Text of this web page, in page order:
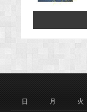
日
月 火